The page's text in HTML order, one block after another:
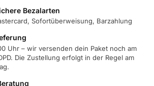
Bezalarten
Sofortüberweisung, Barzahlung
Uhr – wir versenden dein Paket noch am
Die Zustellung erfolgt in der Regel am